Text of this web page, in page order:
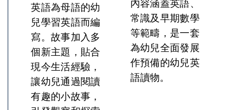
英語為母語的幼
兒學習英語而編
寫。故事加入多
個新主題，貼合
現今生活經驗，
讓幼兒通過閱讀
有趣的小故事，
內容涵蓋英語、
常識及早期數學
等範疇，是一套
為幼兒全面發展
作預備的幼兒英
語讀物。